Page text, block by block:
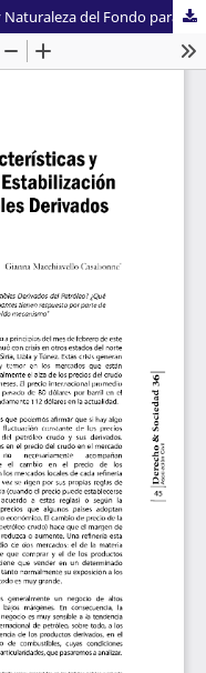
Reflexiones sobre las Características y Naturaleza del Fondo para la Estabilización de Precios de los Combustibles Derivados del Petróleo